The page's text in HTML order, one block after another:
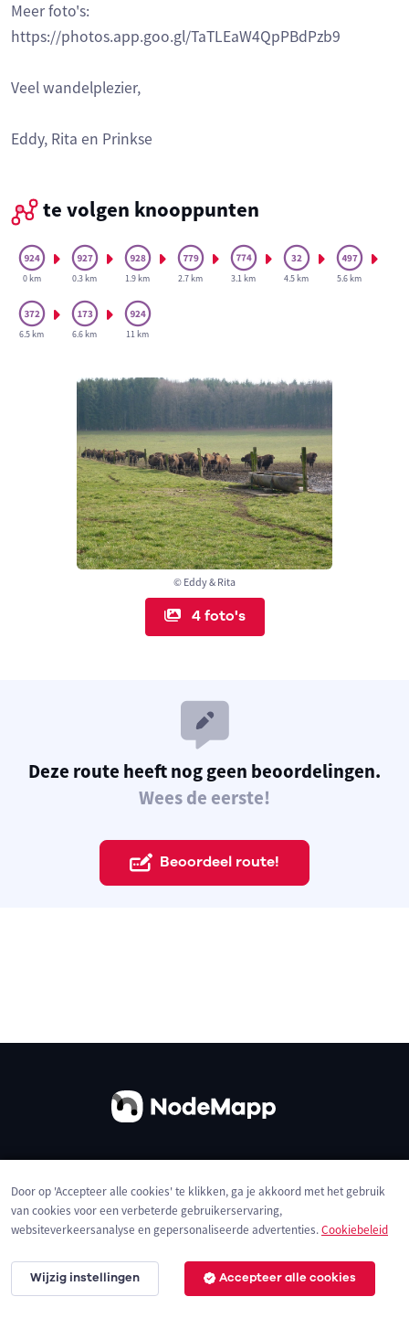
© Eddy & Rita
4 foto's
Meer foto's:
https://photos.app.goo.gl/TaTLEaW4QpPBdPzb9
Veel wandelplezier,
Eddy, Rita en Prinkse
te volgen knooppunten
0 km 0.3 km 1.9 km 2.7 km 3.1 km 4.5 km 5.6 km
6.5 km 6.6 km 11 km
Deze route heeft nog geen beoordelingen.
Wees de eerste!
Beoordeel route!
Privacybeleid Cookies
Door op 'Accepteer alle cookies' te klikken, ga je akkoord met het gebruik
van cookies voor een verbeterde gebruikerservaring,
websiteverkeersanalyse en gepersonaliseerde advertenties.Cookiebeleid
Wijzig instellingen Accepteer alle cookies